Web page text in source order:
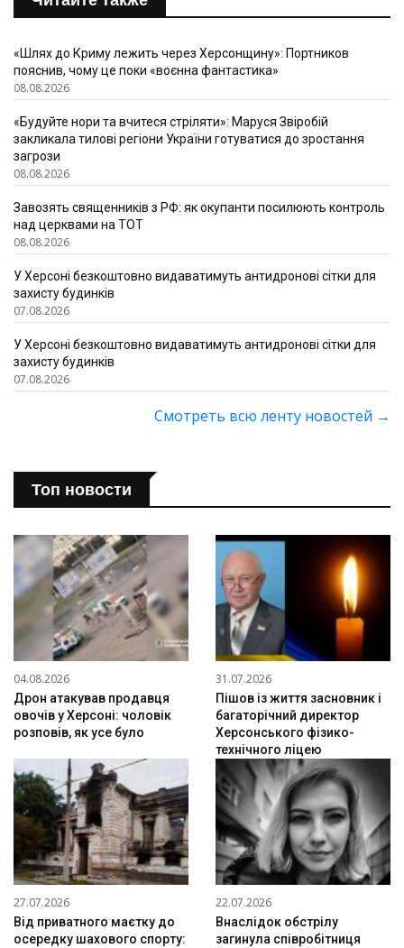
«Шлях до Криму лежить через Херсонщину»: Портников
пояснив, чому це поки «воєнна фантастика»
08.08.2026
«Будуйте нори та вчитеся стріляти»: Маруся Звіробій
закликала тилові регіони України готуватися до зростання
загрози
08.08.2026
Завозять священників з РФ: як окупанти посилюють контроль
над церквами на ТОТ
08.08.2026
У Херсоні безкоштовно видаватимуть антидронові сітки для
захисту будинків
07.08.2026
У Херсоні безкоштовно видаватимуть антидронові сітки для
захисту будинків
07.08.2026
Смотреть всю ленту новостей →
Топ новости
04.08.2026
Дрон атакував продавця
овочів у Херсоні: чоловік
розповів, як усе було
31.07.2026
Пішов із життя засновник і
багаторічний директор
Херсонського фізико-
технічного ліцею
27.07.2026
Від приватного маєтку до
осередку шахового спорту:
22.07.2026
Внаслідок обстрілу
загинула співробітниця